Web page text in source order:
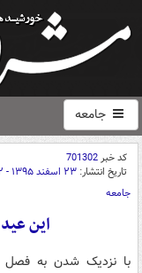
جامعه
کد خبر701302
تاریخ انتشار: ۲۳ اسفند ۱۳۹۵ - ۱۵:۲۲
جامعه
این
با نزدیک شدن به فصل